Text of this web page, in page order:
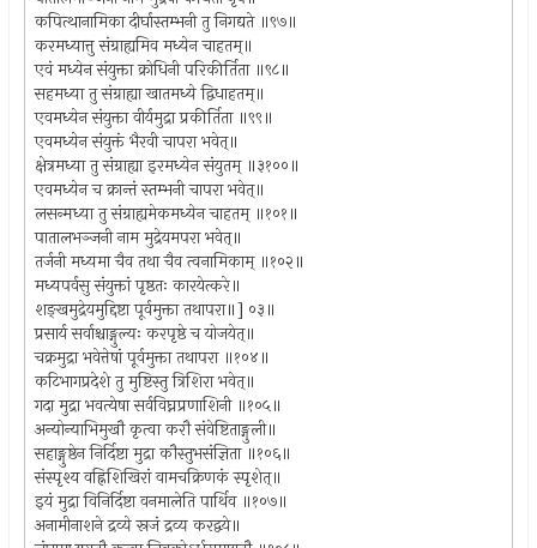
कपित्थानामिका दीर्घास्तम्भनी तु निगद्यते ॥९७॥
करमध्यात्तु संग्राह्यमिव मध्येन चाहतम्॥
एवं मध्येन संयुक्ता क्रोधिनी परिकीर्तिता ॥९८॥
सहमध्या तु संग्राह्या खातमध्ये द्विधाहतम्॥
एवमध्येन संयुक्ता वीर्यमुद्रा प्रकीर्तिता ॥९९॥
एवमध्येन संयुक्तं भैरवी चापरा भवेत्॥
क्षेत्रमध्या तु संग्राह्या इरमध्येन संयुतम् ॥३१००॥
एवमध्येन च क्रान्तं स्तम्भनी चापरा भवेत्॥
लसन्मध्या तु संग्राह्यमेकमध्येन चाहतम् ॥१०१॥
पातालभञ्जनी नाम मुद्रेयमपरा भवेत्॥
तर्जनी मध्यमा चैव तथा चैव त्वनामिकाम् ॥१०२॥
मध्यपर्वसु संयुक्तां पृष्ठतः कारयेत्करे॥
शङ्खमुद्रेयमुद्दिष्टा पूर्वमुक्ता तथापरा॥] ०३॥
प्रसार्य सर्वाश्चाङ्गुल्यः करपृष्ठे च योजयेत्॥
चक्रमुद्रा भवेत्तेषां पूर्वमुक्ता तथापरा ॥१०४॥
कटिभागप्रदेशे तु मुष्टिस्तु त्रिशिरा भवेत्॥
गदा मुद्रा भवत्येषा सर्वविघ्नप्रणाशिनी ॥१०५॥
अन्योन्याभिमुखौ कृत्वा करौ संवेष्टिताङ्गुली॥
सहाङ्गुष्ठेन निर्दिष्टा मुद्रा कौस्तुभसंज्ञिता ॥१०६॥
संस्पृश्य वह्निशिखिरां वामचक्रिणकं स्पृशेत्॥
इयं मुद्रा विनिर्दिष्टा वनमालेति पार्थिव ॥१०७॥
अनामीनाशने द्रव्ये स्रजं द्रव्य करद्वये॥